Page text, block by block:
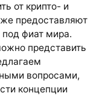
от крипто- и
предоставляют
фиат мира.
представить
вопросами,
концепции